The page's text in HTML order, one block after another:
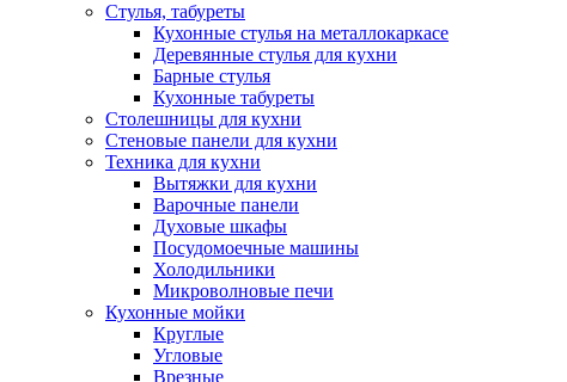
Стулья, табуреты
Кухонные стулья на металлокаркасе
Деревянные стулья для кухни
Барные стулья
Кухонные табуреты
Столешницы для кухни
Стеновые панели для кухни
Техника для кухни
Вытяжки для кухни
Варочные панели
Духовые шкафы
Посудомоечные машины
Холодильники
Микроволновые печи
Кухонные мойки
Круглые
Угловые
Врезные